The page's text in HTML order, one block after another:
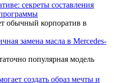
секреты составления
обычный корпоратив в
замена масла в Mercedes-
популярная модель
создать образ мечты и